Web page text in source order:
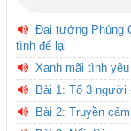
Đại tướng Phùng
tình để lại
Xanh mãi tình
Bài 1: Tổ 3 người
Bài 2: Truyền